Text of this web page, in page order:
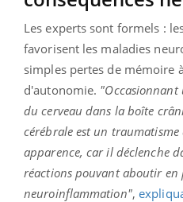
Les experts sont formels :
favorisent les maladies
simples pertes de mémoire
d'autonomie. "Occasionnant
du cerveau dans la boîte
cérébrale est un traumatisme
apparence, car il déclenche
réactions pouvant aboutir
neuroinflammation",